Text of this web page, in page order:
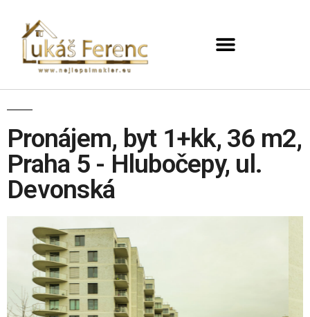
Pronájem, byt 1+kk, 36 m2,
Praha 5 - Hlubočepy, ul.
Devonská